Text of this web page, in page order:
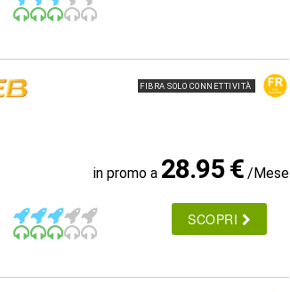
FIBRA SOLO CONNETTIVITÀ
in promo a 28.95 € /Mese
SCOPRI